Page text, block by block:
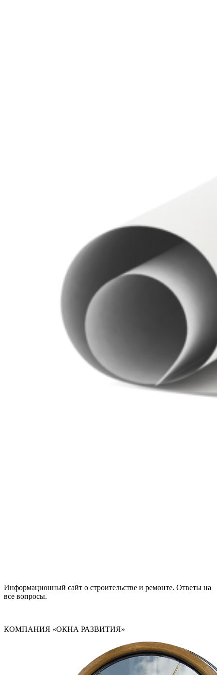
Информационный сайт о строительстве и ремонте. Ответы на
все вопросы.
КОМПАНИЯ «ОКНА РАЗВИТИЯ»